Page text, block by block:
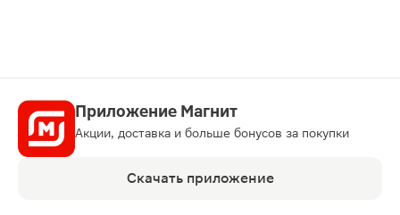
Приложение Магнит
Акции, доставка и больше бонусов за покупки
Скачать приложение